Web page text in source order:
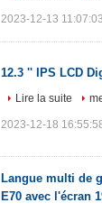
2023-12-13 11:07:03
12.3 '' IPS LCD
Lire la suite
2023-12-18
Langue multi de
E70 avec l'écran